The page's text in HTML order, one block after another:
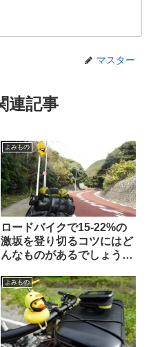
マスター
連記事
よみもの
ロードバイクで15-22%の
激坂を登り切るコツにはど
んなものがあるでしょう
よみもの